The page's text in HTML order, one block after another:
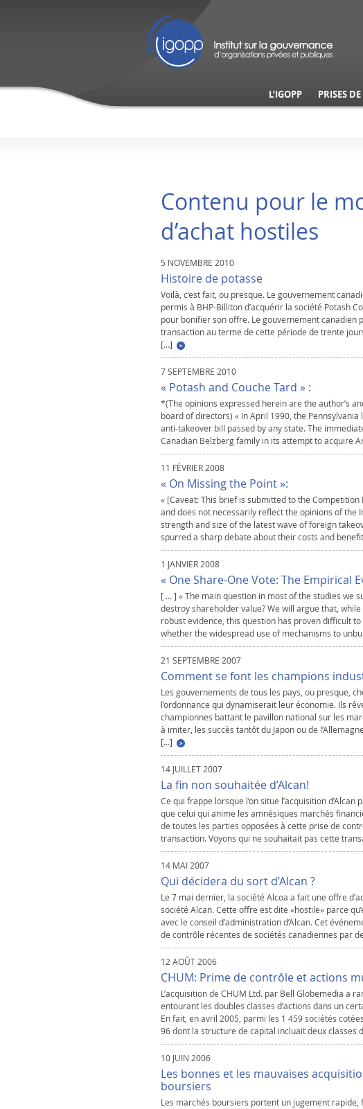
L’IGOPP PRISES
Contenu pour le
d’achat hostiles
5 NOVEMBRE 2010
Histoire de potasse
Voilà, c’est fait, ou presque. Le gouvernement
permis à BHP-Billiton d’acquérir la société Potash
pour bonifier son offre. Le gouvernement canadien
transaction au terme de cette période de trente
[…]
7 SEPTEMBRE 2010
« Potash and Couche Tard » :
*(The opinions expressed herein are the author’s
board of directors) « In April 1990, the
anti-takeover bill passed by any state. The
Canadian Belzberg family in its attempt to acquire
11 FÉVRIER 2008
« On Missing the Point »:
« [Caveat: This brief is submitted to the
and does not necessarily reflect the opinions of the
strength and size of the latest wave of foreign
spurred a sharp debate about their costs and
1 JANVIER 2008
« One Share-One Vote: The Empirical
[ … ] « The main question in most of the studies we
destroy shareholder value? We will argue that,
robust evidence, this question has proven difficult
whether the widespread use of mechanisms to
21 SEPTEMBRE 2007
Comment se font les champions
Les gouvernements de tous les pays, ou presque,
l’ordonnance qui dynamiserait leur économie. Ils
championnes battant le pavillon national sur les
à imiter, les succès tantôt du Japon ou de
[…]
14 JUILLET 2007
La fin non souhaitée d’Alcan!
Ce qui frappe lorsque l’on situe l’acquisition
que celui qui anime les amnésiques marchés
de toutes les parties opposées à cette prise de
transaction. Voyons qui ne souhaitait pas cette
14 MAI 2007
Qui décidera du sort d’Alcan ?
Le 7 mai dernier, la société Alcoa a fait une offre
société Alcan. Cette offre est dite «hostile» parce
avec le conseil d’administration d’Alcan. Cet
de contrôle récentes de sociétés canadiennes par
12 AOÛT 2006
CHUM: Prime de contrôle et actions
L’acquisition de CHUM Ltd. par Bell Globemedia a
entourant les doubles classes d’actions dans un
En fait, en avril 2005, parmi les 1 459 sociétés
96 dont la structure de capital incluait deux classes
10 JUIN 2006
Les bonnes et les mauvaises
boursiers
Les marchés boursiers portent un jugement